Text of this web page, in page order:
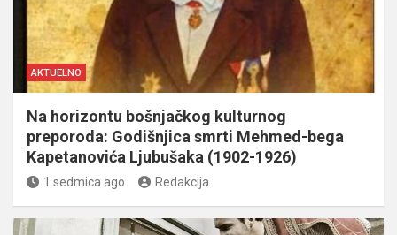
AKTUELNO
Na horizontu bošnjačkog kulturnog
preporoda: Godišnjica smrti Mehmed-bega
Kapetanovića Ljubušaka (1902-1926)
1 sedmica ago Redakcija